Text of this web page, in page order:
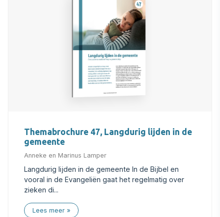
Themabrochure 47, Langdurig lijden in de
gemeente
Anneke en Marinus Lamper
Langdurig lijden in de gemeente In de Bijbel en
vooral in de Evangeliën gaat het regelmatig over
zieken di...
Lees meer